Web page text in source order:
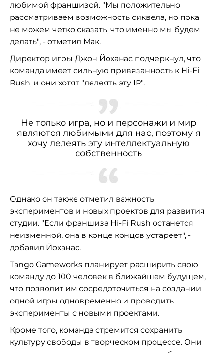
любимой франшизой. "Мы положительно
рассматриваем возможность сиквела, но пока
не можем четко сказать, что именно мы будем
делать", - отметил Мак.
Директор игры Джон Йоханас подчеркнул, что
команда имеет сильную привязанность к Hi-Fi
Rush, и они хотят "лелеять эту IP".
Не только игра, но и персонажи и мир
являются любимыми для нас, поэтому я
хочу лелеять эту интеллектуальную
собственность
Однако он также отметил важность
экспериментов и новых проектов для развития
студии. "Если франшиза Hi-Fi Rush останется
неизменной, она в конце концов устареет", -
добавил Йоханас.
Tango Gameworks планирует расширить свою
команду до 100 человек в ближайшем будущем,
что позволит им сосредоточиться на создании
одной игры одновременно и проводить
эксперименты с новыми проектами.
Кроме того, команда стремится сохранить
культуру свободы в творческом процессе. Они